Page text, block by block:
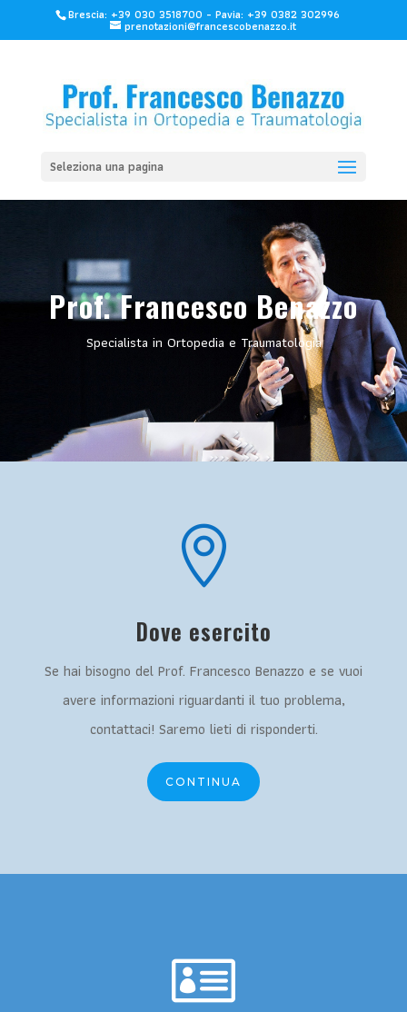
Brescia: +39 030 3518700 - Pavia: +39 0382 302996
prenotazioni@francescobenazzo.it
Seleziona una pagina
Prof.Francesco Benazzo
Specialista in Ortopedia e Traumatologia

Dove esercito
Se hai bisogno del Prof. Francesco Benazzo e se vuoi
avere informazioni riguardanti il tuo problema,
contattaci! Saremo lieti di risponderti.
CONTINUA
